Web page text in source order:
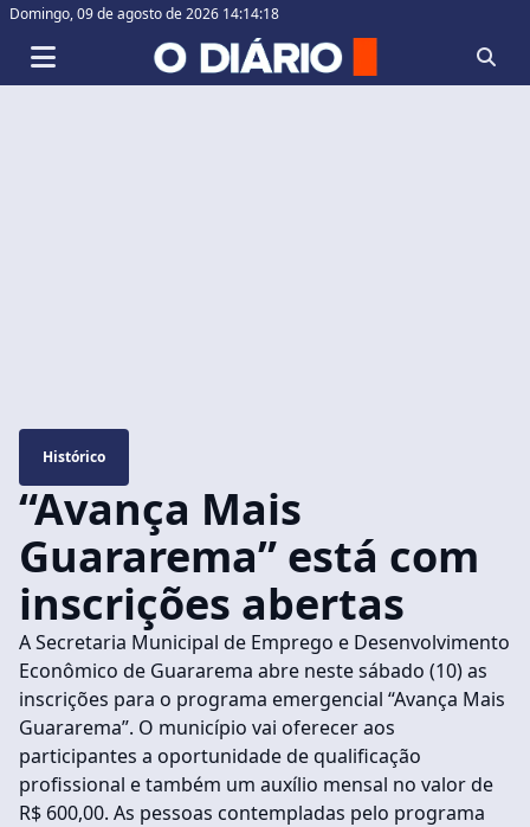
Domingo,09 de agosto de 2026 14:14:18
Histórico
“Avança Mais
Guararema” está com
inscrições abertas
A Secretaria Municipal de Emprego e Desenvolvimento
Econômico de Guararema abre neste sábado (10) as
inscrições para o programa emergencial “Avança Mais
Guararema”. O município vai oferecer aos
participantes a oportunidade de qualificação
profissional e também um auxílio mensal no valor de
R$ 600,00. As pessoas contempladas pelo programa